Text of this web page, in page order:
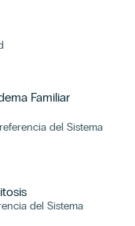
Familiar
del Sistema
del Sistema